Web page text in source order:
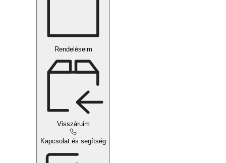
Rendeléseim
Visszáruim
Kapcsolat és segítség